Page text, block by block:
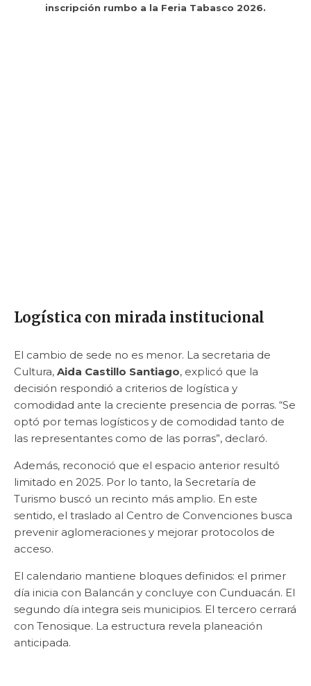
inscripción rumbo a la Feria Tabasco 2026.
Logística con mirada institucional
El cambio de sede no es menor. La secretaria de
Cultura, Aida Castillo Santiago, explicó que la
decisión respondió a criterios de logística y
comodidad ante la creciente presencia de porras. “Se
optó por temas logísticos y de comodidad tanto de
las representantes como de las porras”, declaró.
Además, reconoció que el espacio anterior resultó
limitado en 2025. Por lo tanto, la Secretaría de
Turismo buscó un recinto más amplio. En este
sentido, el traslado al Centro de Convenciones busca
prevenir aglomeraciones y mejorar protocolos de
acceso.
El calendario mantiene bloques definidos: el primer
día inicia con Balancán y concluye con Cunduacán. El
segundo día integra seis municipios. El tercero cerrará
con Tenosique. La estructura revela planeación
anticipada.